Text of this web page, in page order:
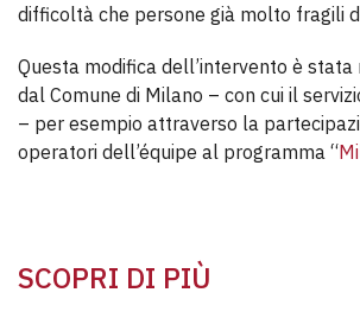
difficoltà che persone già molto fragili
Questa modifica dell’intervento è stata
dal Comune di Milano – con cui il
– per esempio attraverso la
operatori dell’équipe al programma “
SCOPRI DI PIÙ